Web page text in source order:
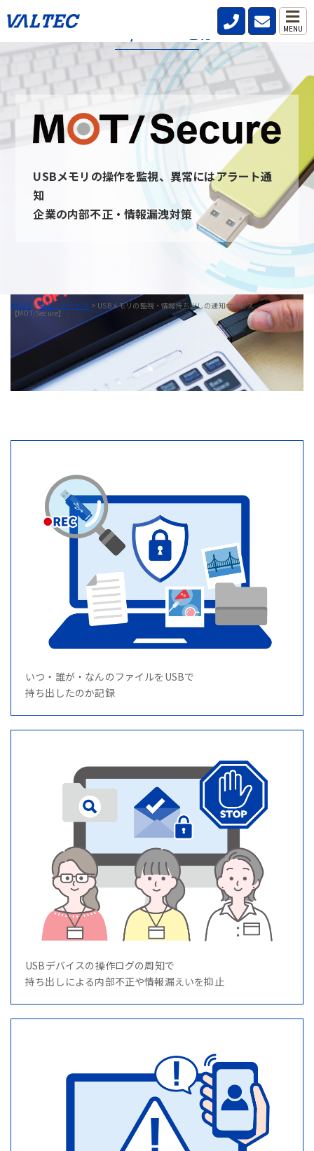
MENU
HOME >製品・サービス > USBメモリの監視・情報持ち出しの通知サービス
【MOT/Secure】
USBメモリの操作を監視、異常にはアラート通
知
企業の内部不正・情報漏洩対策
MOT/secureとは、社内・社外問わず従業員が利用するPCのUSB
デバイスを監視し、いつ・誰が・どんな情報を持ち出したのか記
録と通知を行うことができるサービスです。
USBデバイスを監視することを周知させることで情報の持ち出し
を牽制し、防止できます。 また、MOT/secureと通信ができない
MOT/Secureへのお問い合わせ
いつ・誰が・なんのファイルをUSBで
持ち出したのか記録
USBデバイスの操作ログの周知で
持ち出しによる内部不正や情報漏えいを抑止